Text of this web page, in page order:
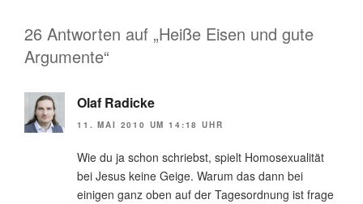
26 Antworten auf „Heiße Eisen und gute
Argumente“
Olaf Radicke
11. MAI 2010 UM 14:18 UHR
Wie du ja schon schriebst, spielt Homosexualität
bei Jesus keine Geige. Warum das dann bei
einigen ganz oben auf der Tagesordnung ist frage